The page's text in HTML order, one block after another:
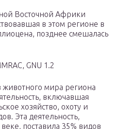
Восточной Африки
в этом регионе в
позднее смешалась
GNU 1.2
мира региона
включавшая
хозяйство, охоту и
Эта деятельность,
поставила 35% видов